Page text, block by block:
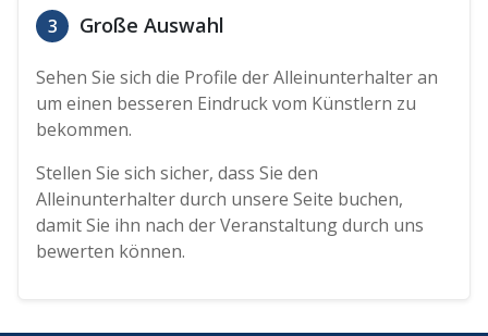
3 Große Auswahl
Sehen Sie sich die Profile der Alleinunterhalter an
um einen besseren Eindruck vom Künstlern zu
bekommen.
Stellen Sie sich sicher, dass Sie den
Alleinunterhalter durch unsere Seite buchen,
damit Sie ihn nach der Veranstaltung durch uns
bewerten können.